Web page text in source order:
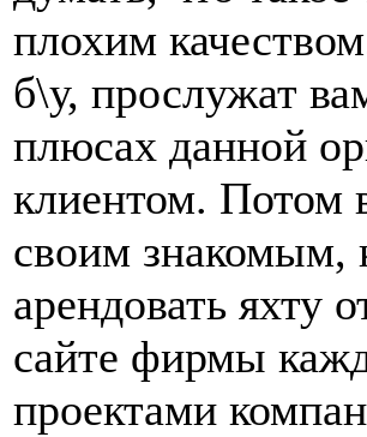
плохим
б\у, прослужат
плюсах данной
клиентом. Потом
своим знакомым,
арендовать яхту
сайте фирмы
проектами